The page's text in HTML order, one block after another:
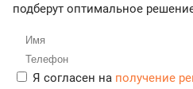
подберут оптимальное
Я согласен на получение